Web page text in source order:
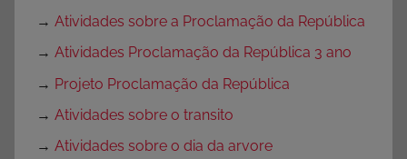
→ Atividades sobre a Proclamação da República
→ Atividades Proclamação da República 3 ano
→ Projeto Proclamação da República
→ Atividades sobre o transito
→ Atividades sobre o dia da arvore